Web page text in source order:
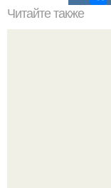
Читайте также